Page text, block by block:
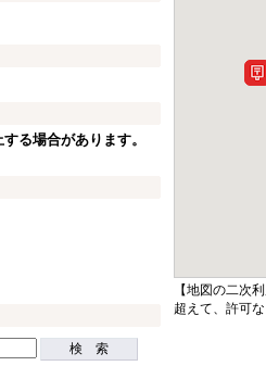
る場合があります。
検 索
【地図の二次
超えて、許可